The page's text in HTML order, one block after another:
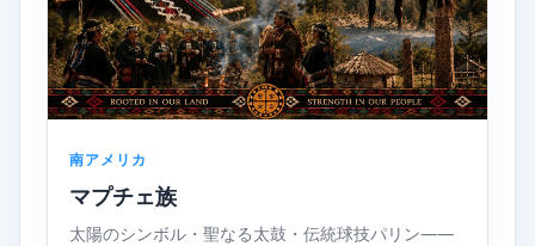
南アメリカ
マプチェ族
太陽のシンボル・聖なる太鼓・伝統球技パリン——